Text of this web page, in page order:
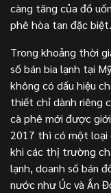
càng tăng của đồ
phê hòa tan đặc biệt.
Trong khoảng thời
số bán bia lạnh tại
không có dấu hiệu
thiết chỉ dành riêng
cà phê mới được
2017 thì có một loại
khi các thị trường
lạnh, doanh số bán
nước như Úc và Ấn